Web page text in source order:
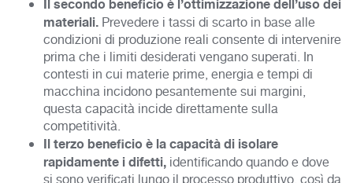
Il secondo beneficio è l’ottimizzazione dell’uso dei
materiali. Prevedere i tassi di scarto in base alle
condizioni di produzione reali consente di intervenire
prima che i limiti desiderati vengano superati. In
contesti in cui materie prime, energia e tempi di
macchina incidono pesantemente sui margini,
questa capacità incide direttamente sulla
competitività.
Il terzo beneficio è la capacità di isolare
rapidamente i difetti, identificando quando e dove